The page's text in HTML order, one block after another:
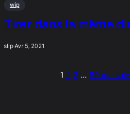
wip
Tirer dans la même
slip·Avr 5, 2021
1 2 3 … 8Page